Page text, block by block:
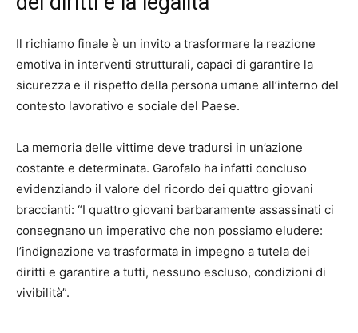
Il richiamo finale è un invito a trasformare la reazione
emotiva in interventi strutturali, capaci di garantire la
sicurezza e il rispetto della persona umane all’interno del
contesto lavorativo e sociale del Paese.
La memoria delle vittime deve tradursi in un’azione
costante e determinata. Garofalo ha infatti concluso
evidenziando il valore del ricordo dei quattro giovani
braccianti: “I quattro giovani barbaramente assassinati ci
consegnano un imperativo che non possiamo eludere:
l’indignazione va trasformata in impegno a tutela dei
diritti e garantire a tutti, nessuno escluso, condizioni di
vivibilità”.